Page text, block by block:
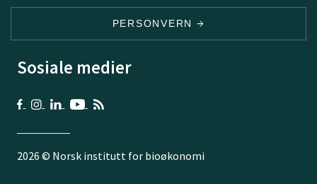
PERSONVERN
Sosiale medier
2026 © Norsk institutt for bioøkonomi